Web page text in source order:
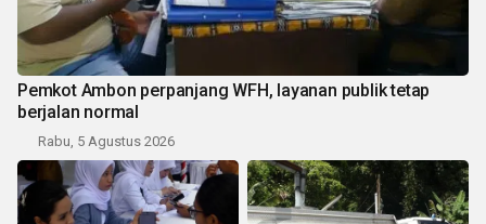
Pemkot Ambon perpanjang WFH, layanan publik tetap
berjalan normal
Rabu, 5 Agustus 2026